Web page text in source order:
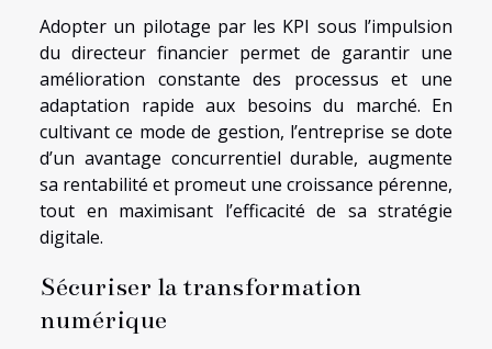
Adopter un pilotage par les KPI sous l’impulsion
du directeur financier permet de garantir une
amélioration constante des processus et une
adaptation rapide aux besoins du marché. En
cultivant ce mode de gestion, l’entreprise se dote
d’un avantage concurrentiel durable, augmente
sa rentabilité et promeut une croissance pérenne,
tout en maximisant l’efficacité de sa stratégie
digitale.
Sécuriser la transformation
numérique